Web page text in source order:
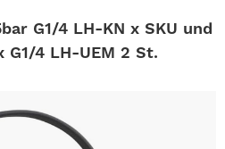
G1/4 LH-KN x SKU und
G1/4 LH-UEM 2 St.